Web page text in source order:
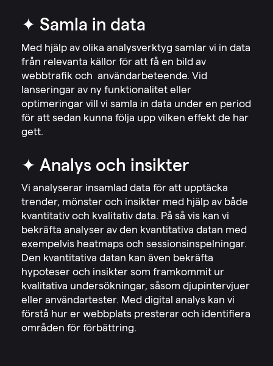
✦ Samla in data
Med hjälp av olika analysverktyg samlar vi in data
från relevanta källor för att få en bild av
webbtrafik och användarbeteende. Vid
lanseringar av ny funktionalitet eller
optimeringar vill vi samla in data under en period
för att sedan kunna följa upp vilken effekt de har
gett.
✦ Analys och insikter
Vi analyserar insamlad data för att upptäcka
trender, mönster och insikter med hjälp av både
kvantitativ och kvalitativ data. På så vis kan vi
bekräfta analyser av den kvantitativa datan med
exempelvis heatmaps och sessionsinspelningar.
Den kvantitativa datan kan även bekräfta
hypoteser och insikter som framkommit ur
kvalitativa undersökningar, såsom djupintervjuer
eller användartester. Med digital analys kan vi
förstå hur er webbplats presterar och identifiera
områden för förbättring.